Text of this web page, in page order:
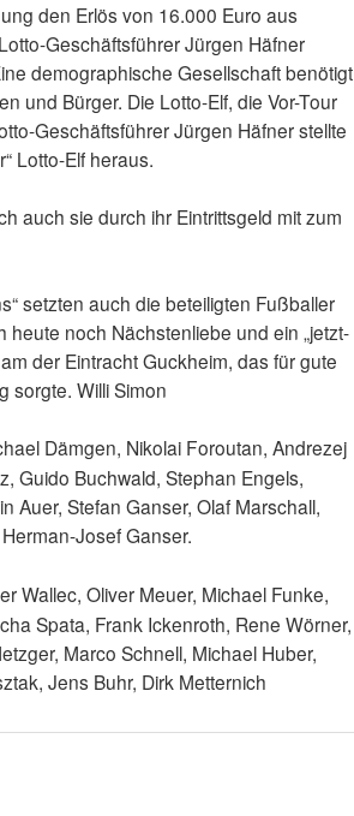
den Erlös von 16.000 Euro aus
Geschäftsführer Jürgen Häfner
demographische Gesellschaft benötigt
und Bürger. Die Lotto-Elf, die Vor-Tour
Geschäftsführer Jürgen Häfner stellte
Lotto-Elf heraus.
auch sie durch ihr Eintrittsgeld mit zum
setzten auch die beteiligten Fußballer
noch Nächstenliebe und ein „jetzt-
der Eintracht Guckheim, das für gute
sorgte. Willi Simon
Dämgen, Nikolai Foroutan, Andrezej
Guido Buchwald, Stephan Engels,
Auer, Stefan Ganser, Olaf Marschall,
Josef Ganser.
Wallec, Oliver Meuer, Michael Funke,
Spata, Frank Ickenroth, Rene Wörner,
Marco Schnell, Michael Huber,
Jens Buhr, Dirk Metternich